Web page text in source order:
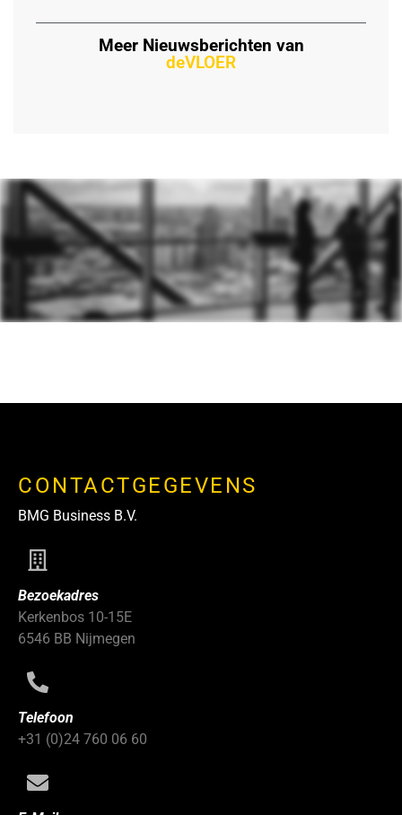
Meer Nieuwsberichten van
deVLOER
CONTACTGEGEVENS
BMG Business B.V.
Bezoekadres
Kerkenbos 10-15E
6546 BB Nijmegen
Telefoon
+31 (0)24 760 06 60